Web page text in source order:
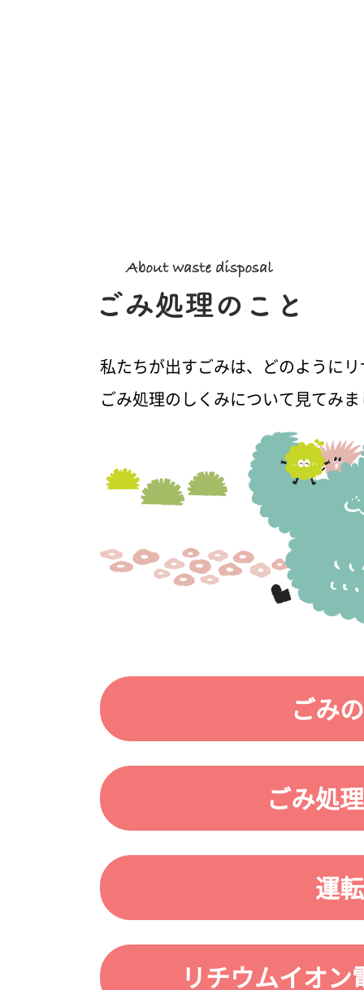
私たちが出すごみは、どのように
ごみ処理のしくみについて見てみ
ごみ
ごみ処
運
リチウムイオ